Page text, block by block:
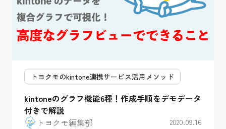
トヨクモのkintone連携サービス活用メソッド
kintoneのグラフ機能6種！作成手順をデモデータ
付きで解説
トヨクモ編集部
2020.09.16